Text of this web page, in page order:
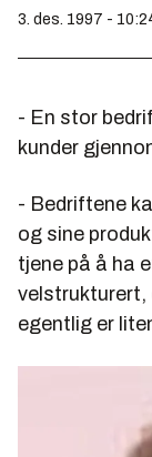
3. des. 1997 -
- En stor
kunder
- Bedriftene
og sine
tjene på å ha
velstrukturert,
egentlig er